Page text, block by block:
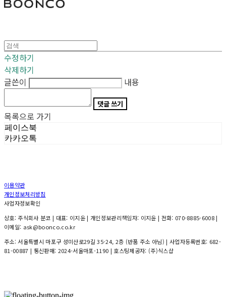
수정하기
삭제하기
글쓴이
내용
댓글 쓰기
목록으로 가기
페이스북
카카오톡
이용약관
개인정보처리방침
사업자정보확인
상호: 주식회사 분코 | 대표: 이지윤 | 개인정보관리책임자: 이지윤 | 전화: 070-8885-6008 |
이메일: ask@boonco.co.kr
주소: 서울특별시 마포구 성미산로29길 35-24, 2층 (반품 주소 아님) | 사업자등록번호: 682-
81-00887 | 통신판매: 2024-서울마포-1190 | 호스팅제공자: (주)식스샵